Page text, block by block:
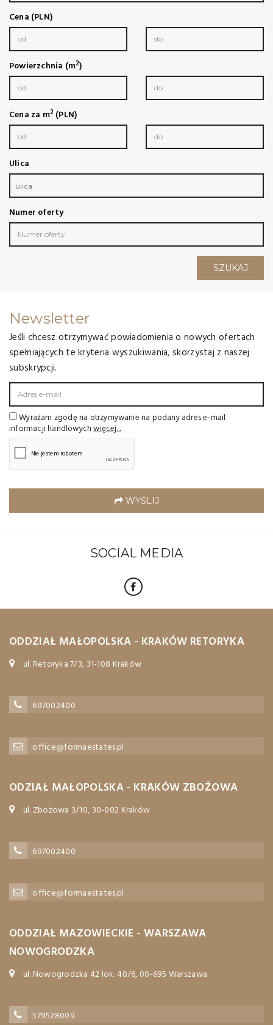
Cena (PLN)
Powierzchnia (m2)
Cena za m2 (PLN)
Ulica
ulica
Numer oferty
SZUKAJ
Newsletter
Jeśli chcesz otrzymywać powiadomienia o nowych ofertach
spełniających te kryteria wyszukiwania, skorzystaj z naszej
subskrypcji.
Wyrażam zgodę na otrzymywanie na podany adres e-mail
informacji handlowychwięcej...
WYŚLIJ
SOCIAL MEDIA
ODDZIAŁ MAŁOPOLSKA - KRAKÓW RETORYKA
ul. Retoryka 7/3, 31-108 Kraków
697002400
office@formaestates.pl
ODZIAŁ MAŁOPOLSKA - KRAKÓW ZBOŻOWA
ul. Zbożowa 3/10, 30-002 Kraków
697002400
office@formaestates.pl
ODDZIAŁ MAZOWIECKIE - WARSZAWA
NOWOGRODZKA
ul. Nowogrodzka 42 lok. 40/6, 00-695 Warszawa
579528009